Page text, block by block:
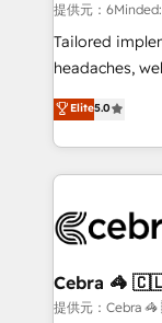
Integrations:
for better adoption. 🔹 Custom
tailored apps,
our
OneMetric,
提供元：
Tailored
headaches, web
house team of
developers,
aspects of your HubSpot.
100+
CS: 245%
full-funnel
Elite5.0
Cebra
提供元：